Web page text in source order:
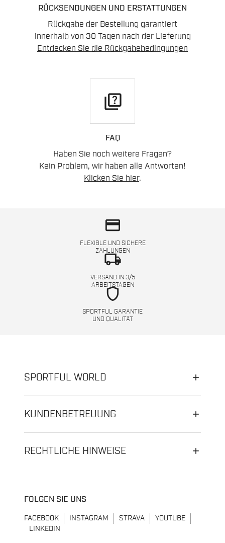
RÜCKSENDUNGEN UND ERSTATTUNGEN
Rückgabe der Bestellung garantiert
innerhalb von 30 Tagen nach der Lieferung
Entdecken Sie die Rückgabebedingungen
quiz
FAQ
Haben Sie noch weitere Fragen?
Kein Problem, wir haben alle Antworten!
Klicken Sie hier.
credit_card
FLEXIBLE UND SICHERE
ZAHLUNGEN
local_shipping
VERSAND IN 3/5
ARBEITSTAGEN
shield
SPORTFUL GARANTIE
UND QUALITÄT
SPORTFUL WORLD
KUNDENBETREUUNG
RECHTLICHE HINWEISE
FOLGEN SIE UNS
FACEBOOK INSTAGRAM STRAVA
YOUTUBE
LINKEDIN